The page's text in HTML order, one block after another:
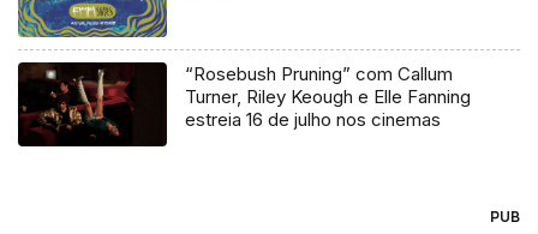
“Rosebush Pruning” com Callum
Turner, Riley Keough e Elle Fanning
estreia 16 de julho nos cinemas
PUB